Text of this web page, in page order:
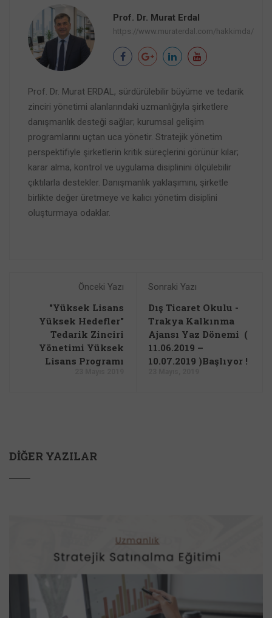
Prof. Dr. Murat Erdal
https://www.muraterdal.com/hakkimda/
Prof. Dr. Murat ERDAL, sürdürülebilir büyüme ve tedarik
zinciri yönetimi alanlarındaki uzmanlığıyla şirketlere
danışmanlık desteği sağlar; kurumsal gelişim
programlarını uçtan uca yönetir. Stratejik yönetim
perspektifiyle şirketlerin kritik süreçlerini görünür kılar;
karar alma, kontrol ve uygulama disiplinini ölçülebilir
çıktılarla destekler. Danışmanlık yaklaşımını, şirketle
birlikte değer üretmeye ve kalıcı yönetim disiplini
oluşturmaya odaklar.
Önceki Yazı
"Yüksek Lisans
Yüksek Hedefler"
Tedarik Zinciri
Yönetimi Yüksek
Lisans Programı
Sonraki Yazı
Dış Ticaret Okulu -
Trakya Kalkınma
Ajansı Yaz Dönemi (
11.06.2019 –
10.07.2019 )Başlıyor !
DIĞER YAZILAR